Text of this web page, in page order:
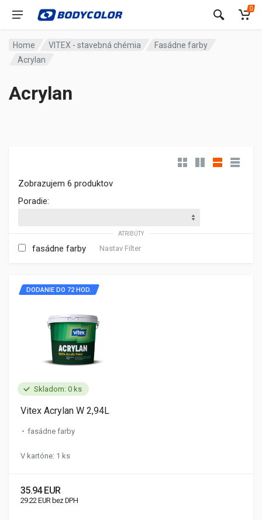
0
Home VITEX - stavebná chémia
Fasádne farby
Acrylan
Acrylan
Zobrazujem 6 produktov
Poradie:
ATRIBÚTY
fasádne farby Nastav Filter
Skladom: 0 ks
DODANIE DO 72 HOD.
Vitex Acrylan W 2,94L
fasádne farby
V kartóne: 1 ks
35.94 EUR
29.22 EUR bez DPH